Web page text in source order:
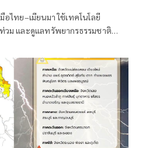
ไทย–เมียนมา ใช้เทคโนโลยี
วม และดูแลทรัพยากรธรรมชาติ